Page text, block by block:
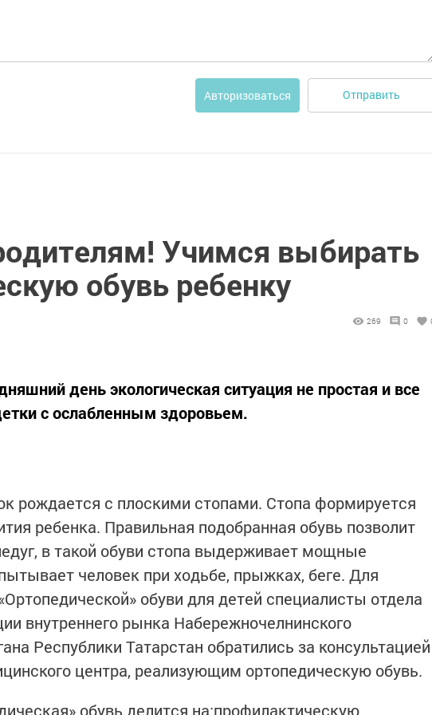
Авторизоваться Отправить
Учимся выбирать
обувь ребенку
269 0
день экологическая ситуация не простая и все
с ослабленным здоровьем.
рождается с плоскими стопами. Стопа формируется
ребенка. Правильная подобранная обувь позволит
в такой обуви стопа выдерживает мощные
человек при ходьбе, прыжках, беге. Для
обуви для детей специалисты отдела
внутреннего рынка Набережночелнинского
Республики Татарстан обратились за консультацией
центра, реализующим ортопедическую обувь.
обувь делится на:профилактическую